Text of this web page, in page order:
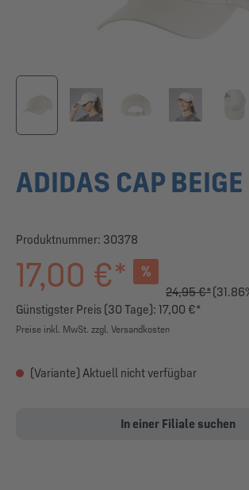
ADIDAS CAP BEIGE
Produktnummer: 30378
17,00 €* %
24,95 €*
Günstigster Preis (30 Tage): 17,00 €*
Preise inkl. MwSt. zzgl. Versandkosten
(Variante) Aktuell nicht verfügbar
In einer Filiale suchen